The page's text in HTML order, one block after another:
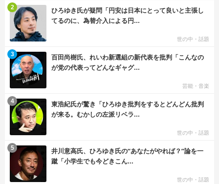
ひろゆき氏が疑問「円安は日本にとって良いと主張し
てるのに、為替介入による円...
世の中・話題
2
百田尚樹氏、れいわ新選組の新代表を批判「こんなの
が党の代表ってどんなギャグ...
芸能・音楽
3
東浩紀氏が驚き「ひろゆき批判をするとどんどん批判
が来る。むかしの左派リベラ...
世の中・話題
4
井川意高氏、ひろゆき氏の“あなたがやれば？”論を一
蹴「小学生でも今どきこん...
世の中・話題
5